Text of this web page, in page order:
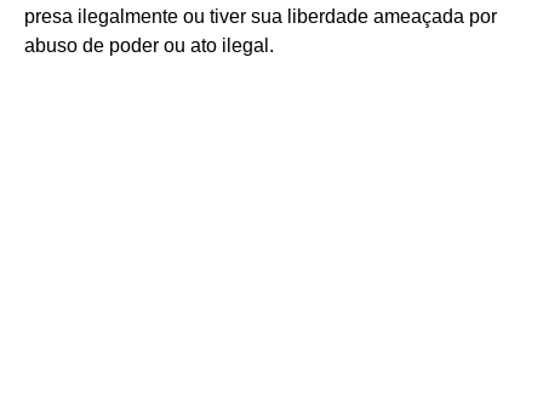
presa ilegalmente ou tiver sua liberdade ameaçada por
abuso de poder ou ato ilegal.